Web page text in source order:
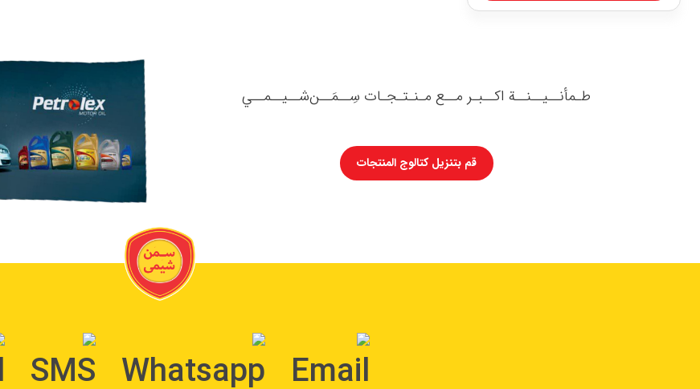
طـمأنــيــنــة اکــبـر مــع مـنـتـجـات سِــمَــن‌شــیــمــي
قم بتنزيل كتالوج المنتجات